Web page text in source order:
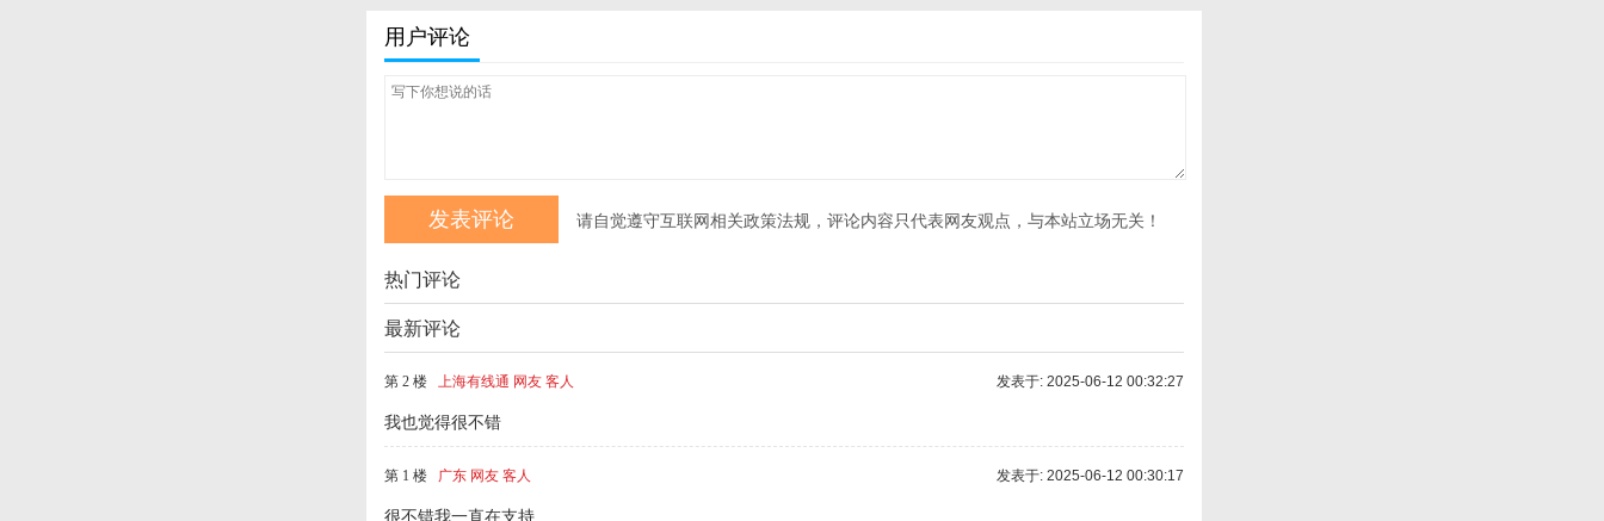
用户评论
请自觉遵守互联网相关政策法规，评论内容只代表网友观点，与本站立场无关！
热门评论
最新评论
第 2 楼 上海有线通 网友 客人 发表于: 2025-06-12 00:32:27
我也觉得很不错
第 1 楼 广东 网友 客人 发表于: 2025-06-12 00:30:17
很不错我一直在支持